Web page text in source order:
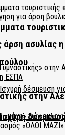
άρση ασυλίας
στην